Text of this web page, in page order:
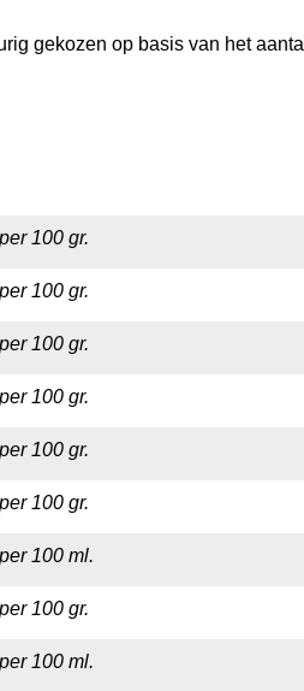
gekozen op basis van het aantal
100 gr.
100 gr.
100 gr.
100 gr.
100 gr.
100 gr.
100 ml.
100 gr.
100 ml.